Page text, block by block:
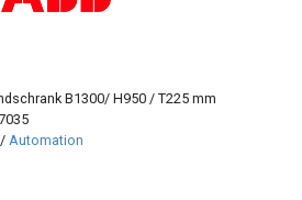
B1300/ H950 / T225 mm
/Automation